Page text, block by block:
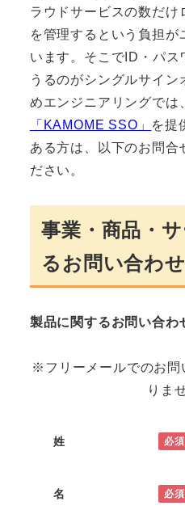
ラウドサービスの数だけ
を管理するという負担が
います。そこでID・パス
うるのがシングルサイ
めエンジニアリングでは、
「KAMOME SSO」 を提
ある方は、以下のお問合
ださい。
事業・商品・
るお問い合わせ
製品に関するお問い合わ
※フリーメールでのお問
りま
姓 必須
名 必須